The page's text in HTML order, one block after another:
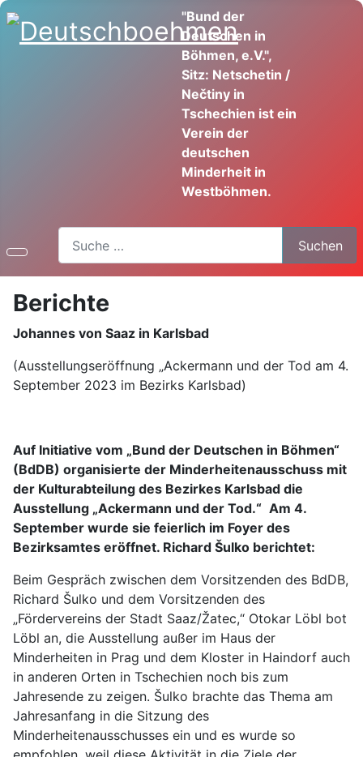
"Bund der
Deutschen in
Böhmen, e.V.",
Sitz: Netschetin /
Nečtiny in
Tschechien ist ein
Verein der
deutschen
Minderheit in
Westböhmen.
Suchen
Berichte
Johannes von Saaz in Karlsbad
(Ausstellungseröffnung „Ackermann und der Tod am 4.
September 2023 im Bezirks Karlsbad)
Auf Initiative vom „Bund der Deutschen in Böhmen“
(BdDB) organisierte der Minderheitenausschuss mit
der Kulturabteilung des Bezirkes Karlsbad die
Ausstellung „Ackermann und der Tod.“ Am 4.
September wurde sie feierlich im Foyer des
Bezirksamtes eröffnet. Richard Šulko berichtet:
Beim Gespräch zwischen dem Vorsitzenden des BdDB,
Richard Šulko und dem Vorsitzenden des
„Fördervereins der Stadt Saaz/Žatec,“ Otokar Löbl bot
Löbl an, die Ausstellung außer im Haus der
Minderheiten in Prag und dem Kloster in Haindorf auch
in anderen Orten in Tschechien noch bis zum
Jahresende zu zeigen. Šulko brachte das Thema am
Jahresanfang in die Sitzung des
Minderheitenausschusses ein und es wurde so